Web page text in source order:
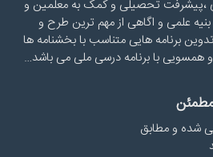
،پیشرفت تحصیلی و کمک به معلمین و
علمی و اگاهی از مهم ترین طرح و
برنامه هایی متناسب با بخشنامه ها
با برنامه درسی ملی می باشد…
شده و مطابق